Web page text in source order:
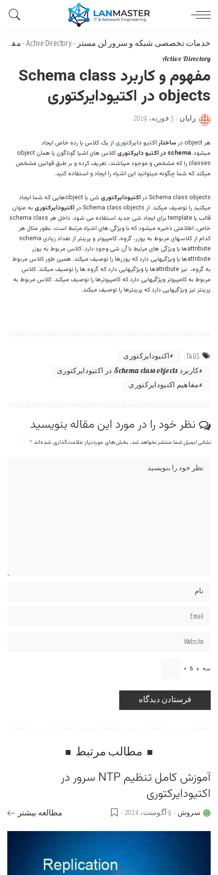
خدمات تخصصی شبکه و سرور لن مستر -
Active Directory
- مفهوم و کاربرد Schema class objects در اکتیودایرکتوری
Active Directory
مفهوم و کاربرد Schema class
objects در اکتیودایرکتوری
Posted
رایان 3 فوریه، 2019
هر object در ساختاراکتیو دایرکتوری از یک کلاس یا رده خاص ایجاد
میشود. schema در اکتیو دایرکتوری
کلاس های اشیا گوناگون یا همان object
classes را که مشخص و موجود میباشند، تعریف کرده و بر طبق قوانین مشخص
میکند که شما چگونه میتوانید این اشیاء را ایجاد و استفاده کنید.
Schema class objects در اکتیودایرکتوری
شی یا objectهایی که شما ایجاد
میکنید را توصیف میکند. از Schema class objects در
اکتیودایرکتوری به عنوان
قالب یا template برای ایجاد شی جدید استفاده می شود. داخل هر schema class
خاص، اطلاعتی ذخیره میشود که با ویژگی های اشیاء مرتبط است. بطور مثال هر
کدام از کلاسهای مربوط به یوزر، گروه، کامپیوتر و پرینتر از تعداد زیادی schema
attributeها یا ویژگی های مرتبط با آن شی وجود دارد. کلاس مربوط به یوزر
attributeها یا ویژگیهایی دارد که یوزرها را توصیف میکند. همین طور کلاس مربوط
به گروه، نیز attributeها یا ویژگیهایی دارد که گروه ها را توصیف میکند. کلاس
مربوط به کامپیوتر ویژگیهایی دارد که کامپیوترها را توصیف میکند. کلاس مربوط به
پرینتر نیز ویژگیهایی دارد که پرینترها را توصیف میکند.
TAGS:
اکتیودایرکتوری
کاربرد Schema class objects در اکتیودایرکتوری
مفاهیم اکتیودایرکتوری
نظر خود را در مورد این مقاله بنویسید
نشانی ایمیل شما منتشر نخواهد شد. بخش‌های موردنیاز علامت‌گذاری شده‌اند *
سه +
6
=
مطالب مرتبط
آموزش کامل تنظیم NTP سرور در
اکتیودایرکتوری
Postedسروش 9 آگوست، 2024 مطالعه بیشتر